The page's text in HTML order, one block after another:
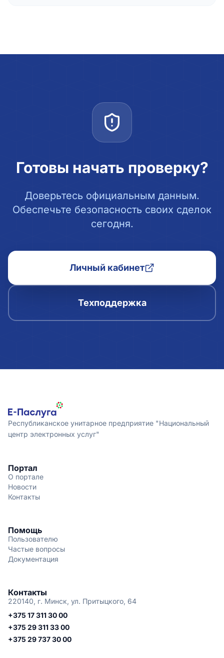
Готовы начать проверку?
Доверьтесь официальным данным.
Обеспечьте безопасность своих сделок
сегодня.
Личный кабинет
Техподдержка
Республиканское унитарное предприятие "Национальный
центр электронных услуг"
Портал
О портале
Новости
Контакты
Помощь
Пользователю
Частые вопросы
Документация
Контакты
220140, г. Минск, ул. Притыцкого, 64
+375 17 311 30 00
+375 29 311 33 00
+375 29 737 30 00